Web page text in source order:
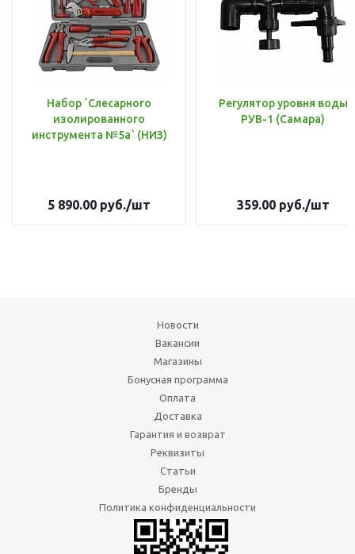
Набор `Слесарного
изолированного
инструмента №5а` (НИЗ)
5 890.00 руб./шт
Регулятор уровня воды
РУВ-1 (Самара)
359.00руб./шт
Новости
Вакансии
Магазины
Бонусная программа
Оплата
Доставка
Гарантия и возврат
Реквизиты
Статьи
Бренды
Политика конфиденциальности